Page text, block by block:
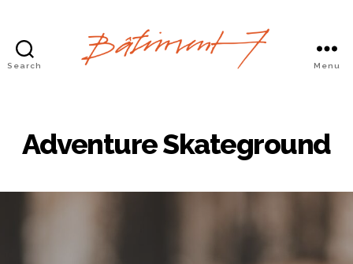
Search Menu
Adventure Skateground